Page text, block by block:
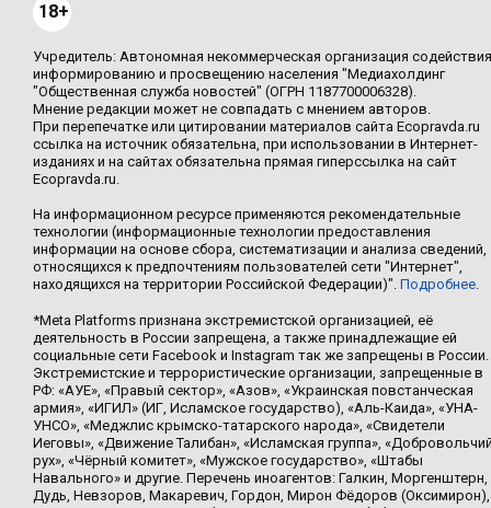
18+
Учредитель: Автономная некоммерческая организация содействия
информированию и просвещению населения "Медиахолдинг
"Общественная служба новостей" (ОГРН 1187700006328).
Мнение редакции может не совпадать с мнением авторов.
При перепечатке или цитировании материалов сайта Ecopravda.ru
ссылка на источник обязательна, при использовании в Интернет-
изданиях и на сайтах обязательна прямая гиперссылка на сайт
Ecopravda.ru.
На информационном ресурсе применяются рекомендательные
технологии (информационные технологии предоставления
информации на основе сбора, систематизации и анализа сведений,
относящихся к предпочтениям пользователей сети "Интернет",
находящихся на территории Российской Федерации)". Подробнее.
*Meta Platforms признана экстремистской организацией, её
деятельность в России запрещена, а также принадлежащие ей
социальные сети Facebook и Instagram так же запрещены в России.
Экстремистские и террористические организации, запрещенные в
РФ: «АУЕ», «Правый сектор», «Азов», «Украинская повстанческая
армия», «ИГИЛ» (ИГ, Исламское государство), «Аль-Каида», «УНА-
УНСО», «Меджлис крымско-татарского народа», «Свидетели
Иеговы», «Движение Талибан», «Исламская группа»,
рух», «Чёрный комитет», «Мужское государство», «Штабы
Навального» и другие. Перечень иноагентов: Галкин, Моргенштерн,
Дудь, Невзоров, Макаревич, Гордон, Мирон Фёдоров (Оксимирон),